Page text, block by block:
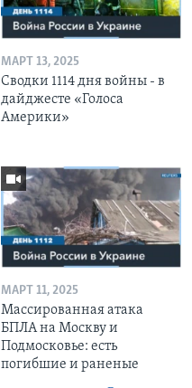
МАРТ 13, 2025
Сводки 1114 дня войны - в
дайджесте «Голоса
Америки»
МАРТ 11, 2025
Массированная атака
БПЛА на Москву и
Подмосковье: есть
погибшие и раненые